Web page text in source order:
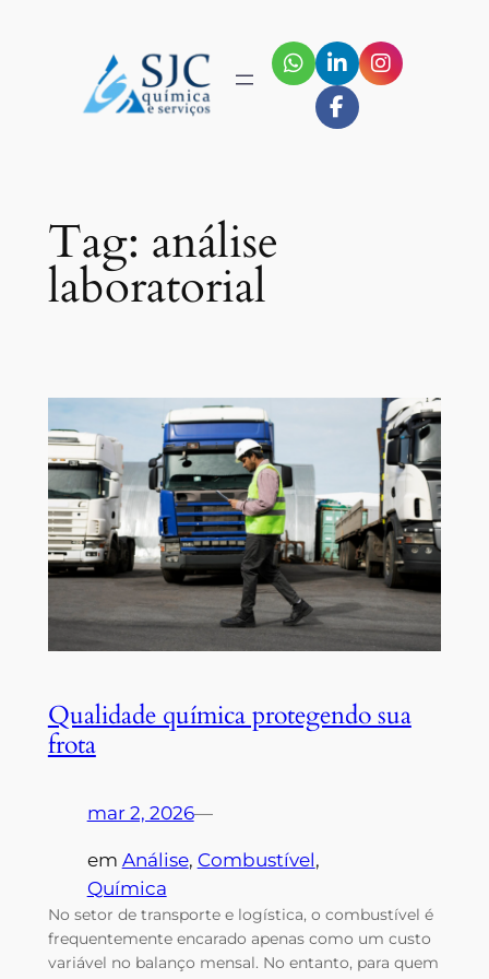
conteúdo
Tag: análise
laboratorial
Qualidade química protegendo sua
frota
mar 2, 2026—
em Análise, Combustível
Química
No setor de transporte e logística, o combustível é
frequentemente encarado apenas como um custo
variável no balanço mensal. No entanto, para quem